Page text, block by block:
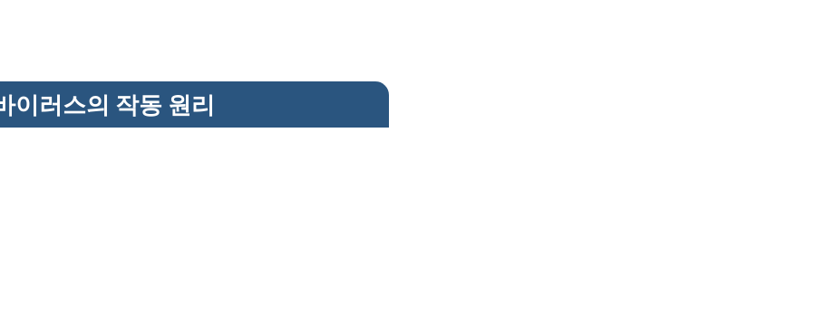
이러스의 작동 원리